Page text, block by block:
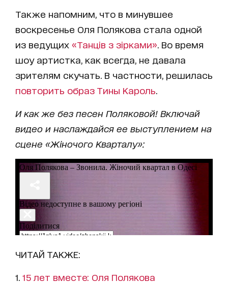
Также напомним, что в минувшее
воскресенье Оля Полякова стала одной
из ведущих «Танців з зірками» . Во время
шоу артистка, как всегда, не давала
зрителям скучать. В частности, решилась
повторить образ Тины Кароль
И как же без песен Поляковой! Включай
видео и наслаждайся ее выступлением на
сцене «Жіночого Кварталу»:
ЧИТАЙ ТАКЖЕ:
1. 15 лет вместе: Оля Полякова